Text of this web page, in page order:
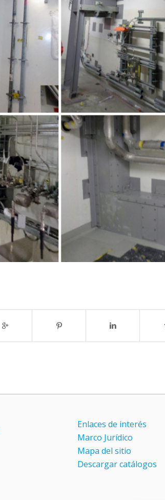
Enlaces de interés
Marco Jurídico
Mapa del sitio
Descargar catálogos